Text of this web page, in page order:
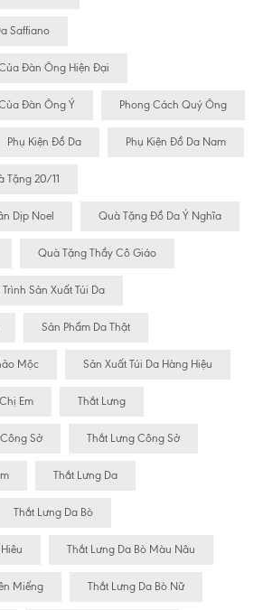
Saffiano
Đàn Ông Hiện Đại
Đàn Ông Ý Phong Cách Quý Ông
Phụ Kiện Đồ Da Phụ Kiện Đồ Da Nam
Tặng 20/11
Dịp Noel Quà Tặng Đồ Da Ý Nghĩa
Quà Tặng Thầy Cô Giáo
Sản Xuất Túi Da
Sản Phẩm Da Thật
Mộc Sản Xuất Túi Da Hàng Hiệu
Em Thắt Lưng
Sở Thắt Lưng Công Sở
Thắt Lưng Da
Thắt Lưng Da Bò
Thắt Lưng Da Bò Màu Nâu
Miếng Thắt Lưng Da Bò Nữ